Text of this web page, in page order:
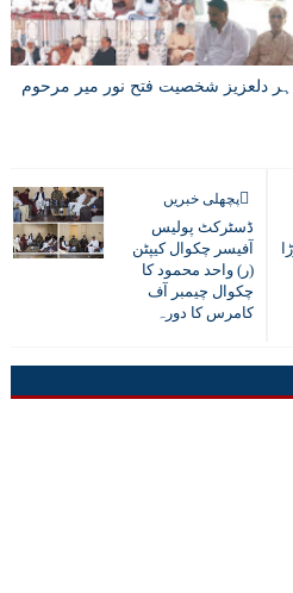
دلعزیز شخصیت فتح نور میر مرحوم
پچھلی خبریں
ڈسٹرکٹ پولیس
آفیسر چکوال کیپٹن
(ر) واحد محمود کا
چکوال چیمبر آف
کامرس کا دورہ